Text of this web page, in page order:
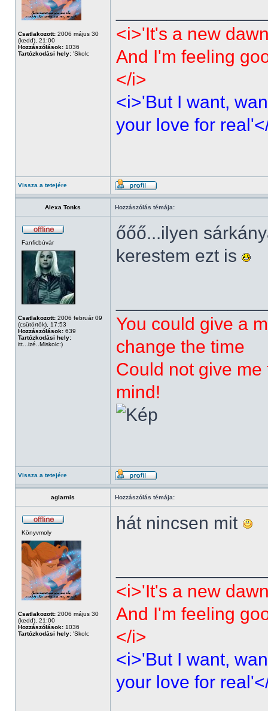
Csatlakozott: 2006 május 30
(kedd), 21:00
Hozzászólások: 1036
Tartózkodási hely: 'Skolc
<i>'It's a new
And I'm feeling
</i>
<i>'But I want,
your love for
Vissza a tetejére
Alexa Tonks Hozzászólás témája:
Fanficbúvár
Csatlakozott: 2006 február 09
(csütörtök), 17:53
Hozzászólások: 639
Tartózkodási hely:
itt...izé..Miskolc:)
őőő...ilyen
kerestem ezt is
You could give a
change the time
Could not give
mind!
Vissza a tetejére
aglarnis Hozzászólás témája:
Könyvmoly
Csatlakozott: 2006 május 30
(kedd), 21:00
Hozzászólások: 1036
Tartózkodási hely: 'Skolc
hát nincsen mit
<i>'It's a new
And I'm feeling
</i>
<i>'But I want,
your love for